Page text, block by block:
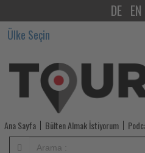
Pakistan'da
otobüs
faciası:
40
kişi
hayatını
DE EN
Ülke Seçin
Ana Sayfa Bülten Almak İstiyorum